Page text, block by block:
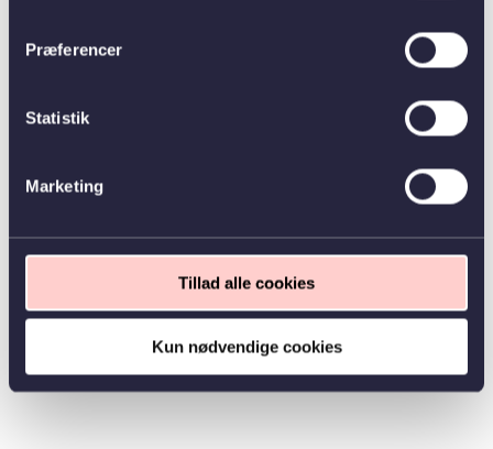
Præferencer
Statistik
Marketing
Tillad alle cookies
Kun nødvendige cookies